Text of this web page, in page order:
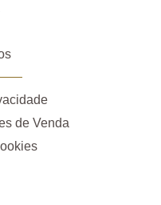
de Venda